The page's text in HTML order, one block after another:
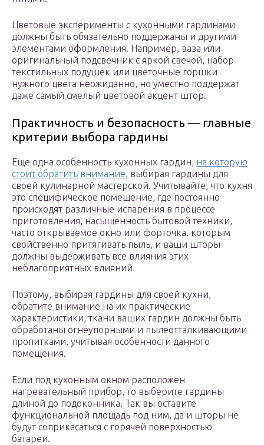
Цветовые эксперименты с кухонными гардинами
должны быть обязательно поддержаны и другими
элементами оформления. Например, ваза или
оригинальный подсвечник с яркой свечой, набор
текстильных подушек или цветочные горшки
нужного цвета неожиданно, но уместно поддержат
даже самый смелый цветовой акцент штор.
Практичность и безопасность — главные
критерии выбора гардины
Еще одна особенность кухонных гардин, на которую
стоит обратить внимание, выбирая гардины для
своей кулинарной мастерской. Учитывайте, что кухня
это специфическое помещение, где постоянно
происходят различные испарения в процессе
приготовления, насыщенность бытовой техники,
часто открываемое окно или форточка, которым
свойственно притягивать пыль, и ваши шторы
должны выдерживать все влияния этих
неблагоприятных влияний
Поэтому, выбирая гардины для своей кухни,
обратите внимание на их практические
характеристики, ткани ваших гардин должны быть
обработаны огнеупорными и пылеотталкивающими
пропитками, учитывая особенности данного
помещения.
Если под кухонным окном расположен
нагревательный прибор, то выберите гардины
длиной до подоконника. Так вы оставите
функциональной площадь под ним, да и шторы не
будут соприкасаться с горячей поверхностью
батареи.